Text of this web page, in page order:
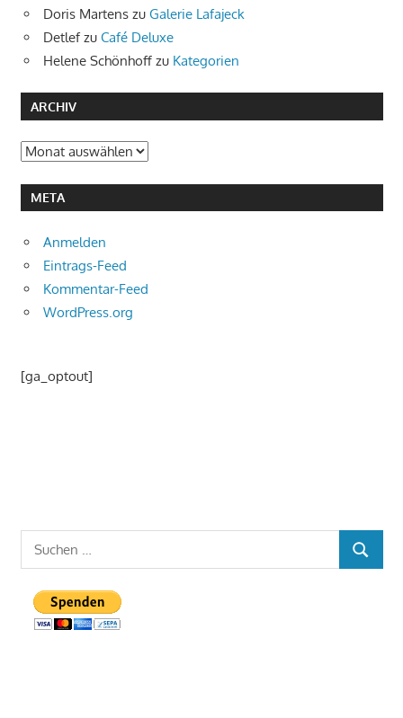
Doris Martens zu Galerie Lafajeck
Detlefzu Café Deluxe
Helene Schönhoff zu Kategorien
ARCHIV
Archiv
META
Anmelden
Eintrags-Feed
Kommentar-Feed
WordPress.org
[ga_optout]
Suchen
nach:
SUCHEN